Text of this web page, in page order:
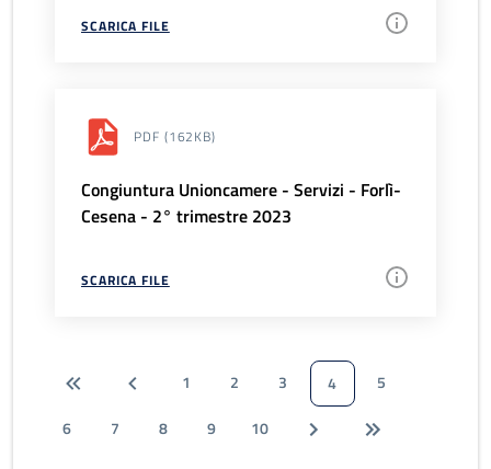
SCARICA FILE
PDF (162KB)
Congiuntura Unioncamere - Servizi - Forlì-
Cesena - 2° trimestre 2023
SCARICA FILE
1 2 3 4
5
6
7 8 9 10